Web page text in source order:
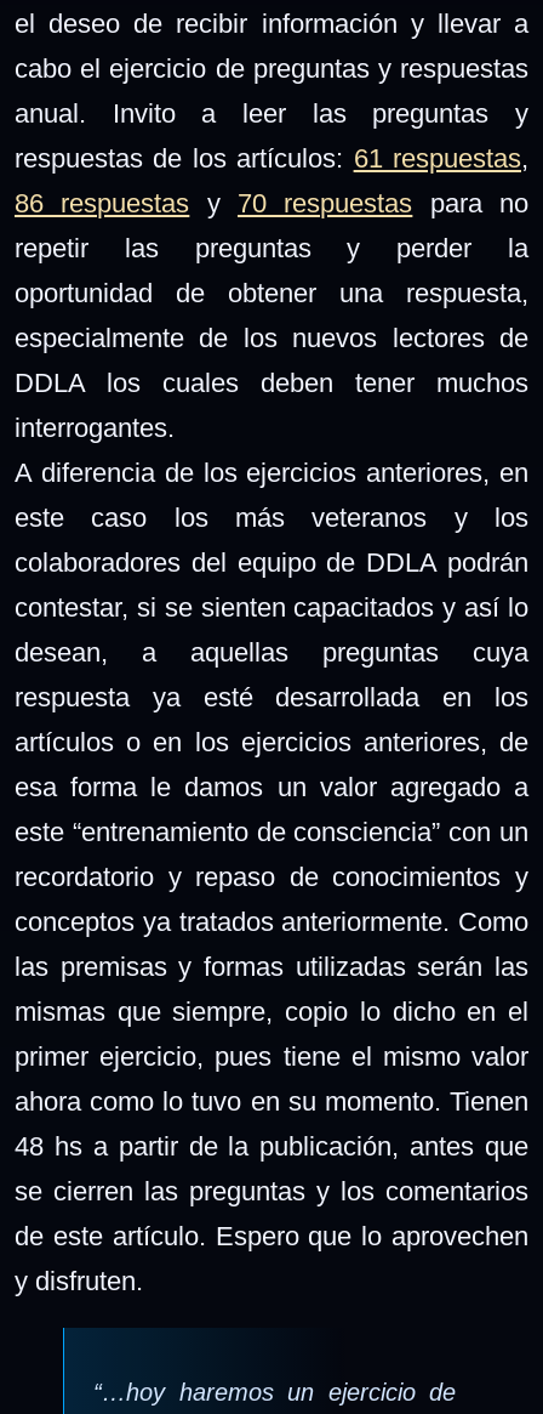
el deseo de recibir información y llevar a
cabo el ejercicio de preguntas y respuestas
anual. Invito a leer las preguntas y
respuestas de los artículos: 61 respuestas,
86 respuestas y 70 respuestas para no
repetir las preguntas y perder la
oportunidad de obtener una respuesta,
especialmente de los nuevos lectores de
DDLA los cuales deben tener muchos
interrogantes.
A diferencia de los ejercicios anteriores, en
este caso los más veteranos y los
colaboradores del equipo de DDLA podrán
contestar, si se sienten capacitados y así lo
desean, a aquellas preguntas cuya
respuesta ya esté desarrollada en los
artículos o en los ejercicios anteriores, de
esa forma le damos un valor agregado a
este “entrenamiento de consciencia” con un
recordatorio y repaso de conocimientos y
conceptos ya tratados anteriormente. Como
las premisas y formas utilizadas serán las
mismas que siempre, copio lo dicho en el
primer ejercicio, pues tiene el mismo valor
ahora como lo tuvo en su momento. Tienen
48 hs a partir de la publicación, antes que
se cierren las preguntas y los comentarios
de este artículo. Espero que lo aprovechen
y disfruten.
“…hoy haremos un ejercicio de